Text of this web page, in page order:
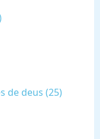
de deus (25)